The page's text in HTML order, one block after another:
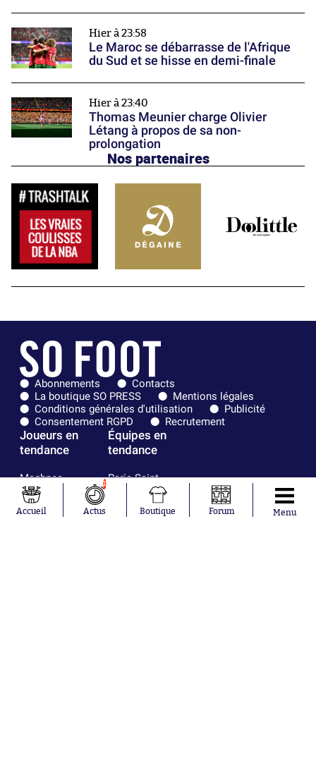
Hier à 23:58
Le Maroc se débarrasse de l'Afrique
du Sud et se hisse en demi-finale
Hier à 23:40
Thomas Meunier charge Olivier
Létang à propos de sa non-
prolongation
Nos partenaires
Abonnements
Contacts
La boutique SO PRESS
Mentions légales
Conditions générales d'utilisation
Publicité
Consentement RGPD
Recrutement
Joueurs en
tendance
Maghnes
Akliouche
Mohamed
Salah
Équipes en
tendance
Paris Saint-
Olympique de
Marseille
Accueil
1
Actus Boutique Forum Menu